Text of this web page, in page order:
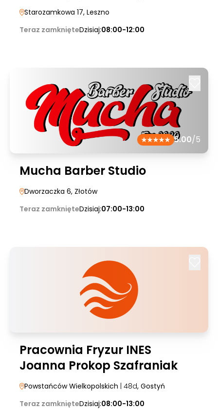
Starozamkowa 17, Leszno
Teraz zamknięteDzisiaj:08:00-12:00
5.00/5
Mucha Barber Studio
Dworzaczka 6, Złotów
Teraz zamknięteDzisiaj:07:00-13:00
Pracownia Fryzur INES
Joanna Prokop Szafraniak
Powstańców Wielkopolskich | 48d, Gostyń
Teraz zamknięteDzisiaj:08:00-13:00